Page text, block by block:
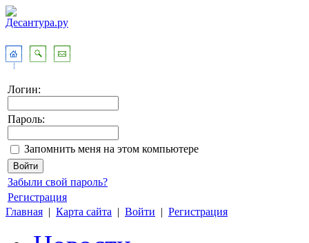
Логин:
Пароль:
Запомнить меня на этом компьютере
Забыли свой пароль?
Регистрация
Главная | Карта сайта | Войти | Регистрация